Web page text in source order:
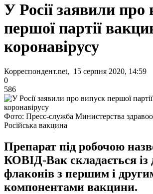
У Росії заявили про
першої партії
коронавірусу
Корреспондент.net, 15 серпня 2020, 14:59
0
586
Фото: Пресс-служба Министерства
Російська вакцина
Препарат під робочою
КОВІД-Вак складається із
флаконів з першим і
компонентами вакцини.